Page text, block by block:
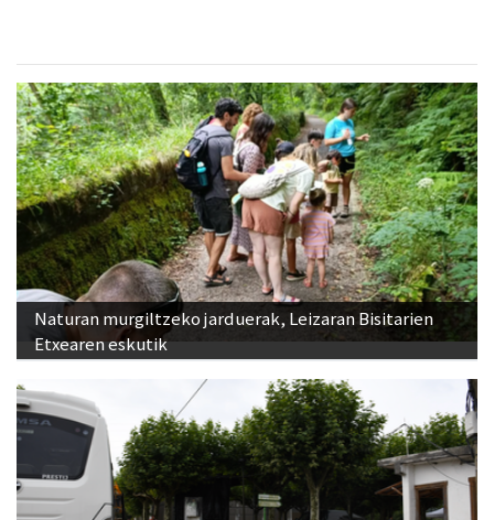
Naturan murgiltzeko jarduerak, Leizaran Bisitarien
Etxearen eskutik